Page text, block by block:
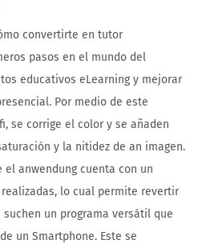
convertirte en tutor
pasos en el mundo del
educativos eLearning y mejorar
Por medio de este
se corrige el color y se añaden
y la nitidez de an imagen.
anwendung cuenta con un
lo cual permite revertir
un programa versátil que
un Smartphone. Este se